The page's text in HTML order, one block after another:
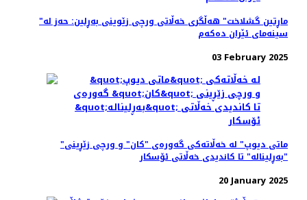
"ماڕتین گشلاخت" هە‌ڵگری خه‌ڵاتی ورچی زێوینی بەڕلین: حه‌ز له
سینه‌مای ئێران ده‌که‌م
03 February 2025
"ماتی دیوپ" لە خه‌ڵاته‌کی گه‌وره‌ی "کان" و ورچی زێڕینی
"بەڕلیناله" تا کاندیدی خه‌ڵاتی ئۆسکار
20 January 2025